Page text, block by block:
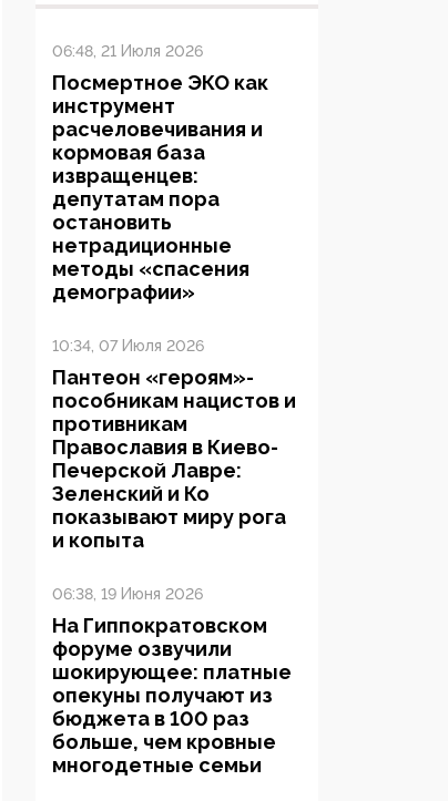
06:48, 21 Июля 2026
Посмертное ЭКО как
инструмент
расчеловечивания и
кормовая база
извращенцев:
депутатам пора
остановить
нетрадиционные
методы «спасения
демографии»
10:34, 07 Июля 2026
Пантеон «героям»-
пособникам нацистов и
противникам
Православия в Киево-
Печерской Лавре:
Зеленский и Ко
показывают миру рога
и копыта
06:38, 19 Июня 2026
На Гиппократовском
форуме озвучили
шокирующее: платные
опекуны получают из
бюджета в 100 раз
больше, чем кровные
многодетные семьи